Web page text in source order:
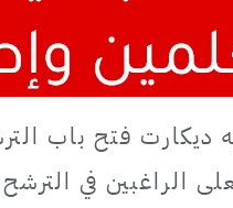
ديكارت فتح باب
الراغبين في